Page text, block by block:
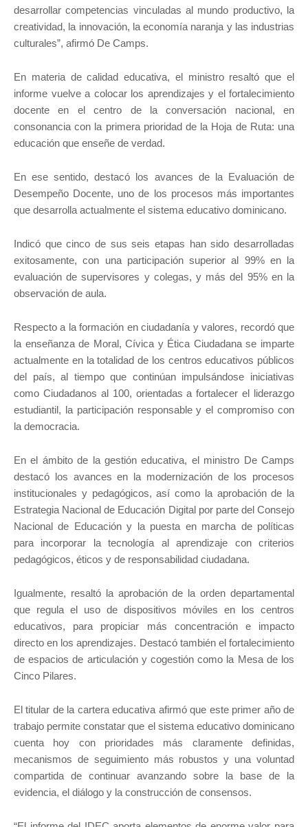
desarrollar competencias vinculadas al mundo productivo, la
creatividad, la innovación, la economía naranja y las industrias
culturales”, afirmó De Camps.
En materia de calidad educativa, el ministro resaltó que el
informe vuelve a colocar los aprendizajes y el fortalecimiento
docente en el centro de la conversación nacional, en
consonancia con la primera prioridad de la Hoja de Ruta: una
educación que enseñe de verdad.
En ese sentido, destacó los avances de la Evaluación de
Desempeño Docente, uno de los procesos más importantes
que desarrolla actualmente el sistema educativo dominicano.
Indicó que cinco de sus seis etapas han sido desarrolladas
exitosamente, con una participación superior al 99% en la
evaluación de supervisores y colegas, y más del 95% en la
observación de aula.
Respecto a la formación en ciudadanía y valores, recordó que
la enseñanza de Moral, Cívica y Ética Ciudadana se imparte
actualmente en la totalidad de los centros educativos públicos
del país, al tiempo que continúan impulsándose iniciativas
como Ciudadanos al 100, orientadas a fortalecer el liderazgo
estudiantil, la participación responsable y el compromiso con
la democracia.
En el ámbito de la gestión educativa, el ministro De Camps
destacó los avances en la modernización de los procesos
institucionales y pedagógicos, así como la aprobación de la
Estrategia Nacional de Educación Digital por parte del Consejo
Nacional de Educación y la puesta en marcha de políticas
para incorporar la tecnología al aprendizaje con criterios
pedagógicos, éticos y de responsabilidad ciudadana.
Igualmente, resaltó la aprobación de la orden departamental
que regula el uso de dispositivos móviles en los centros
educativos, para propiciar más concentración e impacto
directo en los aprendizajes. Destacó también el fortalecimiento
de espacios de articulación y cogestión como la Mesa de los
Cinco Pilares.
El titular de la cartera educativa afirmó que este primer año de
trabajo permite constatar que el sistema educativo dominicano
cuenta hoy con prioridades más claramente definidas,
mecanismos de seguimiento más robustos y una voluntad
compartida de continuar avanzando sobre la base de la
evidencia, el diálogo y la construcción de consensos.